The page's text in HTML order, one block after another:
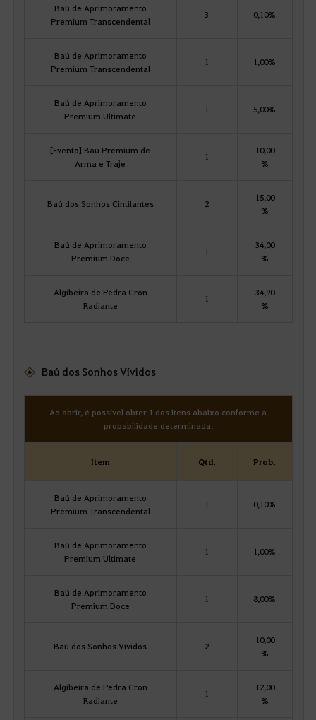
Baú de Aprimoramento
Premium Transcendental
3 0,10%
Baú de Aprimoramento
Premium Transcendental
1 1,00%
Baú de Aprimoramento
Premium Ultimate
1 5,00%
[Evento] Baú Premium de
Arma e Traje
1
10,00
%
Baú dos Sonhos Cintilantes 2
15,00
%
Baú de Aprimoramento
Premium Doce
1
34,00
%
Algibeira de Pedra Cron
Radiante
1
34,90
%
Baú dos Sonhos Vívidos
Ao abrir, é possível obter 1 dos itens abaixo conforme a
probabilidade determinada.
Item Qtd. Prob.
Baú de Aprimoramento
Premium Transcendental
1 0,10%
Baú de Aprimoramento
Premium Ultimate
1 1,00%
Baú de Aprimoramento
Premium Doce
1 8,00%
Baú dos Sonhos Vívidos 2
10,00
%
Algibeira de Pedra Cron
Radiante
1
12,00
%